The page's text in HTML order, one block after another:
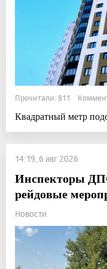
Прочитали: 811
Квадратный метр
14:19, 6 авг 2026
Инспекторы
рейдовые
Новости